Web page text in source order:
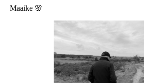
Maaike 🌸